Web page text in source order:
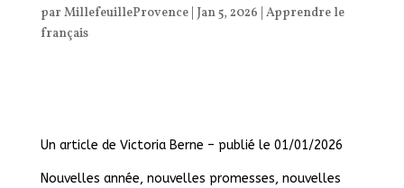
par MillefeuilleProvence| Jan 5, 2026 Apprendre le
français
Un article de Victoria Berne – publié le 01/01/2026
Nouvelles année, nouvelles promesses, nouvelles